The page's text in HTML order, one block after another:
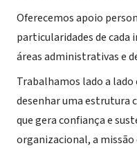
Oferecemos apoio
particularidades de
áreas administrativas e
Trabalhamos lado a lado
desenhar uma estrutura
que gera confiança e
organizacional, a